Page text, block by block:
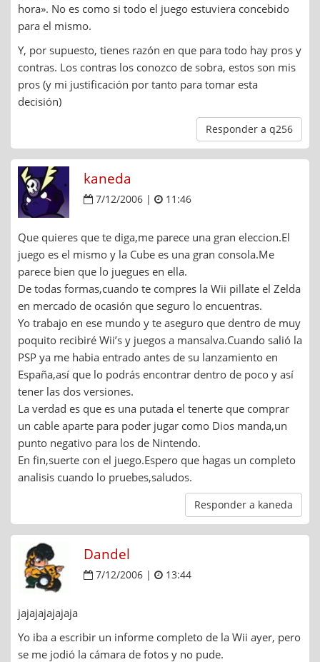
hora». No es como si todo el juego estuviera concebido
para el mismo.
Y, por supuesto, tienes razón en que para todo hay pros y
contras. Los contras los conozco de sobra, estos son mis
pros (y mi justificación por tanto para tomar esta
decisión)
Responder a q256
kaneda
7/12/2006 | 11:46
Que quieres que te diga,me parece una gran eleccion.El
juego es el mismo y la Cube es una gran consola.Me
parece bien que lo juegues en ella.
De todas formas,cuando te compres la Wii pillate el Zelda
en mercado de ocasión que seguro lo encuentras.
Yo trabajo en ese mundo y te aseguro que dentro de muy
poquito recibiré Wii’s y juegos a mansalva.Cuando salió la
PSP ya me habia entrado antes de su lanzamiento en
España,así que lo podrás encontrar dentro de poco y así
tener las dos versiones.
La verdad es que es una putada el tenerte que comprar
un cable aparte para poder jugar como Dios manda,un
punto negativo para los de Nintendo.
En fin,suerte con el juego.Espero que hagas un completo
analisis cuando lo pruebes,saludos.
Responder a kaneda
Dandel
7/12/2006 | 13:44
jajajajajajaja
Yo iba a escribir un informe completo de la Wii ayer, pero
se me jodió la cámara de fotos y no pude.